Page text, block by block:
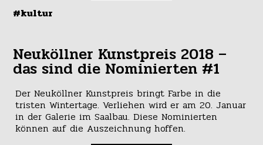
#kultur
Neuköllner Kunstpreis 2018 –
das sind die Nominierten #1
Der Neuköllner Kunstpreis bringt Farbe in die
tristen Wintertage. Verliehen wird er am 20. Januar
in der Galerie im Saalbau. Diese Nominierten
können auf die Auszeichnung hoffen.